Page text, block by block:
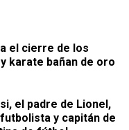
el cierre de los
karate bañan de oro
el padre de Lionel,
y capitán de